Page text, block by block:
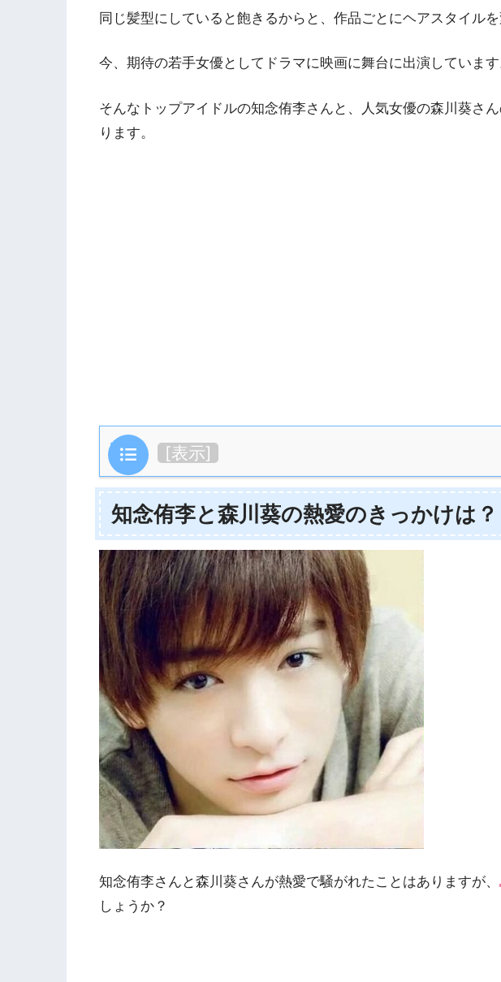
同じ髪型にしていると飽きるからと、作品ごとにヘアスタイルを
今、期待の若手女優としてドラマに映画に舞台に出演しています
そんなトップアイドルの知念侑李さんと、人気女優の森川葵さ
ります。
目次 [表示]
知念侑李と森川葵の熱愛のきっかけは？
知念侑李さんと森川葵さんが熱愛で騒がれたことはありますが、
しょうか？